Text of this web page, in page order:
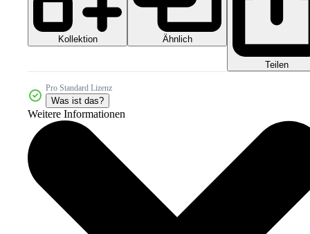
Kollektion Ähnlich
Teilen
Pro Standard Lizenz
Was ist das?
Weitere Informationen